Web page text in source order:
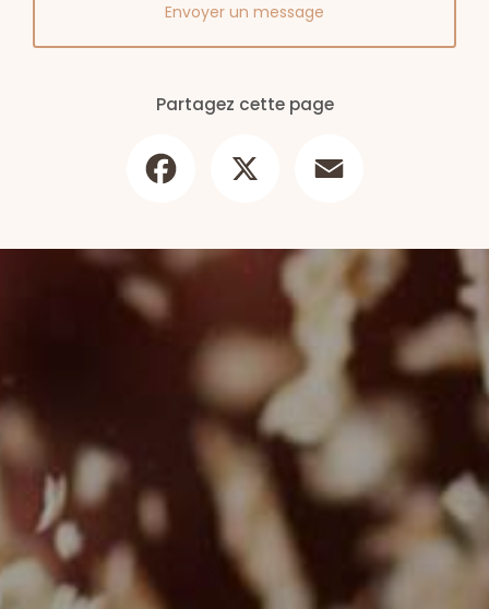
Envoyer un message
Partagez cette page